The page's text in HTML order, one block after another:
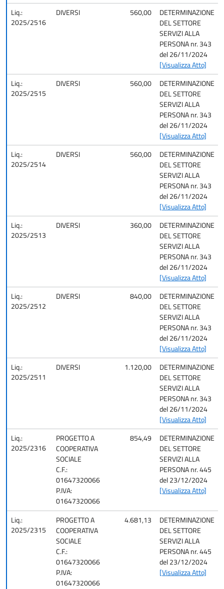
Liq.:
2025/2516
DIVERSI 560,00
DETERMINAZIONE
DEL SETTORE
SERVIZI ALLA
PERSONA nr. 343
del 26/11/2024
[Visualizza Atto]
Liq.:
2025/2515
DIVERSI 560,00
DETERMINAZIONE
DEL SETTORE
SERVIZI ALLA
PERSONA nr. 343
del 26/11/2024
[Visualizza Atto]
Liq.:
2025/2514
DIVERSI 560,00
DETERMINAZIONE
DEL SETTORE
SERVIZI ALLA
PERSONA nr. 343
del 26/11/2024
[Visualizza Atto]
Liq.:
2025/2513
DIVERSI 360,00
DETERMINAZIONE
DEL SETTORE
SERVIZI ALLA
PERSONA nr. 343
del 26/11/2024
[Visualizza Atto]
Liq.:
2025/2512
DIVERSI 840,00
DETERMINAZIONE
DEL SETTORE
SERVIZI ALLA
PERSONA nr. 343
del 26/11/2024
[Visualizza Atto]
Liq.:
2025/2511
DIVERSI 1.120,00
DETERMINAZIONE
DEL SETTORE
SERVIZI ALLA
PERSONA nr. 343
del 26/11/2024
[Visualizza Atto]
Liq.:
2025/2316
PROGETTO A
COOPERATIVA
SOCIALE
C.F.:
01647320066
P.IVA:
01647320066
854,49
DETERMINAZIONE
DEL SETTORE
SERVIZI ALLA
PERSONA nr. 445
del 23/12/2024
[Visualizza Atto]
Liq.:
2025/2315
PROGETTO A
COOPERATIVA
SOCIALE
C.F.:
01647320066
P.IVA:
01647320066
4.681,13
DETERMINAZIONE
DEL SETTORE
SERVIZI ALLA
PERSONA nr. 445
del 23/12/2024
[Visualizza Atto]